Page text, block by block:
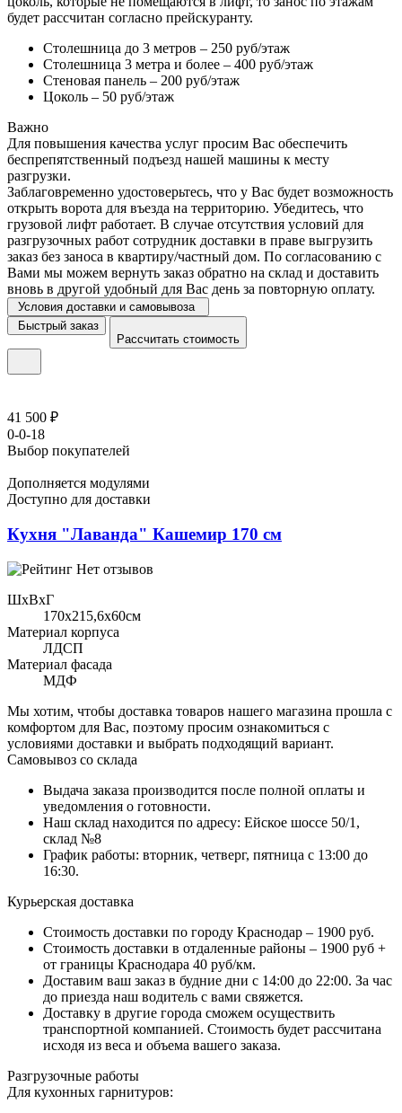
будет рассчитан согласно прейскуранту.
Столешница до 3 метров – 250 руб/этаж
Столешница 3 метра и более – 400 руб/этаж
Стеновая панель – 200 руб/этаж
Цоколь – 50 руб/этаж
Важно
Для повышения качества услуг просим Вас обеспечить
беспрепятственный подъезд нашей машины к месту
разгрузки.
Заблаговременно удостоверьтесь, что у Вас будет возможность
открыть ворота для въезда на территорию. Убедитесь, что
грузовой лифт работает. В случае отсутствия условий для
разгрузочных работ сотрудник доставки в праве выгрузить
заказ без заноса в квартиру/частный дом. По согласованию с
Вами мы можем вернуть заказ обратно на склад и доставить
вновь в другой удобный для Вас день за повторную оплату.
Условия доставки и самовывоза
Быстрый заказ
Рассчитать стоимость
41 500 ₽
0-0-18
Выбор покупателей
Дополняется модулями
Доступно для доставки
Кухня "Лаванда" Кашемир 170 см
Нет отзывов
ШхВхГ
170x215,6х60см
Материал корпуса
ЛДСП
Материал фасада
МДФ
Мы хотим, чтобы доставка товаров нашего магазина прошла с
комфортом для Вас, поэтому просим ознакомиться с
условиями доставки и выбрать подходящий вариант.
Самовывоз со склада
Выдача заказа производится после полной оплаты и
уведомления о готовности.
Наш склад находится по адресу: Ейское шоссе 50/1,
склад №8
График работы: вторник, четверг, пятница с 13:00 до
16:30.
Курьерская доставка
Стоимость доставки по городу Краснодар – 1900 руб.
Стоимость доставки в отдаленные районы – 1900 руб +
от границы Краснодара 40 руб/км.
Доставим ваш заказ в будние дни с 14:00 до 22:00. За час
до приезда наш водитель с вами свяжется.
Доставку в другие города сможем осуществить
транспортной компанией. Стоимость будет рассчитана
исходя из веса и объема вашего заказа.
Разгрузочные работы
Для кухонных гарнитуров: